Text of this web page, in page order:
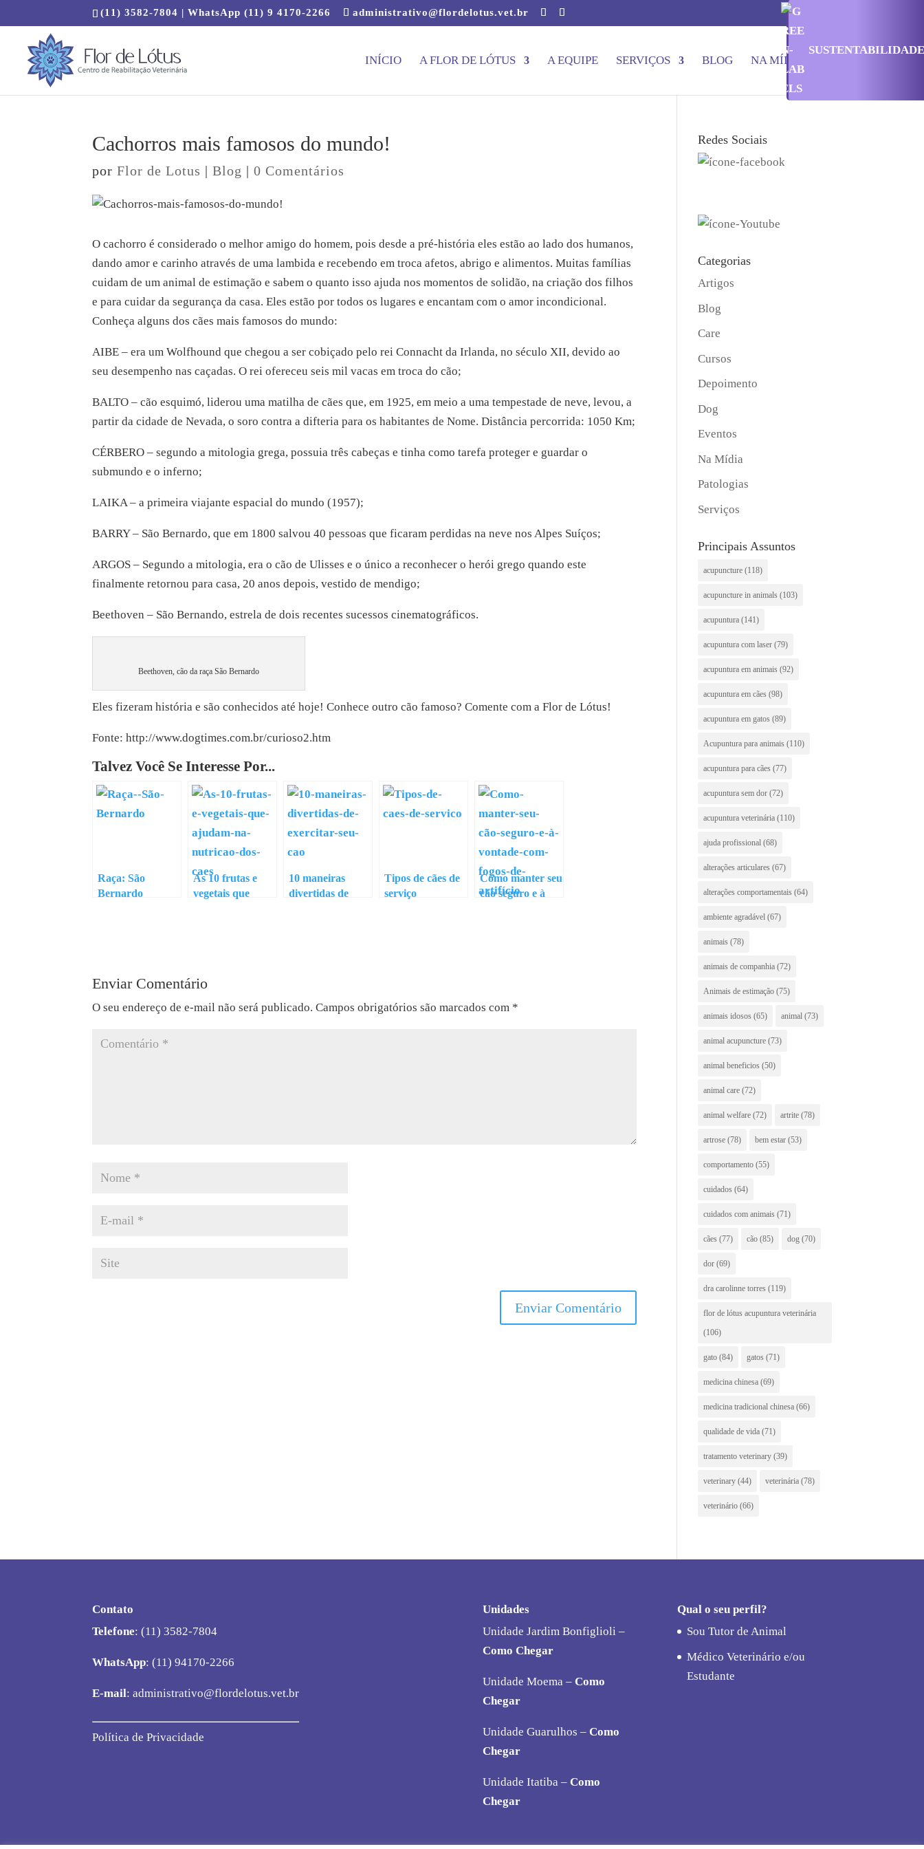
(11) 3582-7804 | WhatsApp (11) 9 4170-2266 administrativo@flordelotus.vet.br
INÍCIO A FLOR DE LÓTUS A EQUIPE SERVIÇOS BLOG NA MÍDIA
Cachorros mais famosos do mundo!
porFlor de Lotus |Blog |0 Comentários
O cachorro é considerado o melhor amigo do homem, pois desde a pré-história eles estão ao lado dos humanos,
dando amor e carinho através de uma lambida e recebendo em troca afetos, abrigo e alimentos. Muitas famílias
cuidam de um animal de estimação e sabem o quanto isso ajuda nos momentos de solidão, na criação dos filhos
e para cuidar da segurança da casa. Eles estão por todos os lugares e encantam com o amor incondicional.
Conheça alguns dos cães mais famosos do mundo:
AIBE – era um Wolfhound que chegou a ser cobiçado pelo rei Connacht da Irlanda, no século XII, devido ao
seu desempenho nas caçadas. O rei ofereceu seis mil vacas em troca do cão;
BALTO – cão esquimó, liderou uma matilha de cães que, em 1925, em meio a uma tempestade de neve, levou, a
partir da cidade de Nevada, o soro contra a difteria para os habitantes de Nome. Distância percorrida: 1050 Km;
CÉRBERO – segundo a mitologia grega, possuia três cabeças e tinha como tarefa proteger e guardar o
submundo e o inferno;
LAIKA – a primeira viajante espacial do mundo (1957);
BARRY – São Bernardo, que em 1800 salvou 40 pessoas que ficaram perdidas na neve nos Alpes Suíços;
ARGOS – Segundo a mitologia, era o cão de Ulisses e o único a reconhecer o herói grego quando este
finalmente retornou para casa, 20 anos depois, vestido de mendigo;
Beethoven – São Bernando, estrela de dois recentes sucessos cinematográficos.
Beethoven, cão da raça São Bernardo
Eles fizeram história e são conhecidos até hoje! Conhece outro cão famoso? Comente com a Flor de Lótus!
Fonte: http://www.dogtimes.com.br/curioso2.htm
Talvez Você Se Interesse Por...
Raça: São
Bernardo
As 10 frutas e
vegetais que
10 maneiras
divertidas de
Tipos de cães de
serviço
Como manter seu
cão seguro e à
Enviar Comentário
O seu endereço de e-mail não será publicado. Campos obrigatórios são marcados com *
Redes Sociais
Categorias
Artigos
Blog
Care
Cursos
Depoimento
Dog
Eventos
Na Mídia
Patologias
Serviços
Principais Assuntos
acupuncture (118)
acupuncture in animals (103)
acupuntura (141)
acupuntura com laser (79)
acupuntura em animais (92)
acupuntura em cães (98)
acupuntura em gatos (89)
Acupuntura para animais (110)
acupuntura para cães (77)
acupuntura sem dor (72)
acupuntura veterinária (110)
ajuda profissional (68)
alterações articulares (67)
alterações comportamentais (64)
ambiente agradável (67)
animais (78)
animais de companhia (72)
Animais de estimação (75)
animais idosos (65) animal (73)
animal acupuncture (73)
animal beneficios (50)
animal care (72)
animal welfare (72) artrite (78)
artrose (78) bem estar (53)
comportamento (55)
cuidados (64)
cuidados com animais (71)
cães (77) cão (85) dog (70)
dor (69)
dra carolinne torres (119)
flor de lótus acupuntura veterinária
(106)
gato (84) gatos (71)
medicina chinesa (69)
medicina tradicional chinesa (66)
qualidade de vida (71)
tratamento veterinary (39)
veterinary (44) veterinária (78)
veterinário (66)
Contato
Telefone: (11) 3582-7804
WhatsApp: (11) 94170-2266
E-mail: administrativo@flordelotus.vet.br
Política de Privacidade
Unidades
Unidade Jardim Bonfiglioli –
Como Chegar
Unidade Moema – Como
Chegar
Unidade Guarulhos – Como
Chegar
Unidade Itatiba – Como
Chegar
Qual o seu perfil?
Sou Tutor de Animal
Médico Veterinário e/ou
Estudante
SUSTENTABILIDADE